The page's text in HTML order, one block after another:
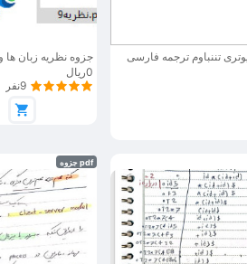
تننباوم ترجمه فارسی
جزوه نظریه زبان ها
0ریال
9نفر
pdf جزوه